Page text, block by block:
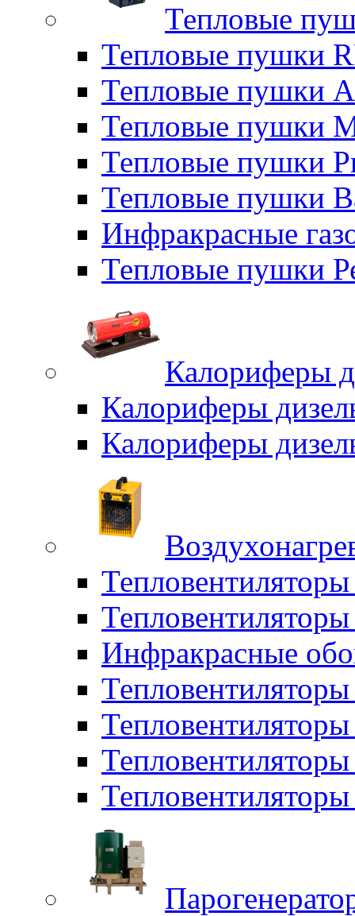
Тепловые
Тепловые пушки
Тепловые пушки
Тепловые пушки
Тепловые пушки
Тепловые пушки
Инфракрасные
Тепловые пушки
Калориферы
Калориферы
Калориферы
Тепловентиляторы
Инфракрасные